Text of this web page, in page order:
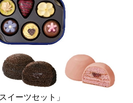
イーツセット」